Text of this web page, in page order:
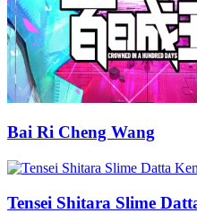
Bai Ri Cheng Wang
Tensei Shitara Slime